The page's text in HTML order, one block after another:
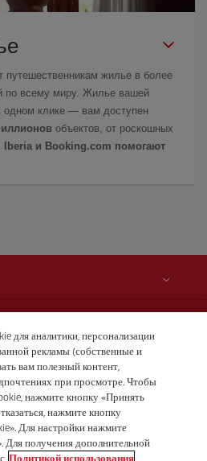
путешественникам жилье в более
по всему миру. Жилье вашей
одном клике — вам доступен
объектов, от роскошных
Iberia и Booking.com помогают
для аналитики, персонализации
рекламы (собственные и
вам полезный контент,
при просмотре. Чтобы
нажмите кнопку «Принять
нажмите кнопку
Для настройки нажмите
Для получения дополнительной
Политикой использования